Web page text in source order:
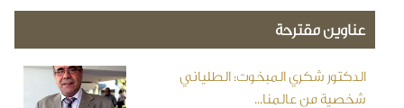
عناوين مقترحة
الدكتور شكري المبخوت: الطلياني
شخصية من عالمنا...